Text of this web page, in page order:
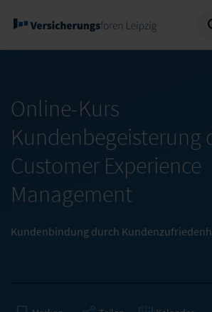
Online-Kurs
Kundenbegeisterung
Customer Experience
Management
Kundenbindung durch